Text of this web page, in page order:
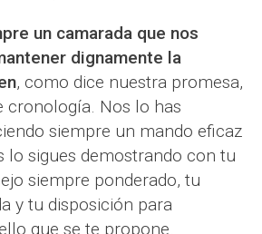
un camarada que nos
dignamente la
, como dice nuestra promesa,
cronología. Nos lo has
siempre un mando eficaz
lo sigues demostrando con tu
siempre ponderado, tu
y tu disposición para
que se te propone.